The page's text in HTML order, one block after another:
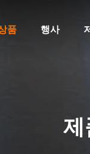
품 행사
제